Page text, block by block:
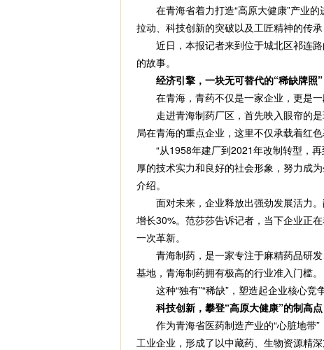
在青海省着力打造“高原大健康”产业的
拉动、科技创新的突破以及工匠精神的传
近日，本报记者来到位于城北区祁连路
的故事。
经济引擎，一块无可替代的“稀缺牌照”
在青海，青药不仅是一家企业，更是一
走进青海制药厂区，首先映入眼帘的是
局在青海的重点企业，这里不仅承载着红
“从1958年建厂到2021年改制转型，再
厚的技术实力和良好的社会形象，努力成
介绍。
面对未来，企业释放出强劲发展活力。
增长30%。范莎莎告诉记者，当下企业正
一次革新。
青海制药，是一家专注于麻精药品研发
基地，青海制药拥有极高的行业准入门槛
这种“独有”“稀缺”，塑造起企业核心竞
科技创新，攀登“高原大健康”的制高点
作为青海省医药制造产业的“心脏地带”
工业企业，形成了以中藏药、生物资源精